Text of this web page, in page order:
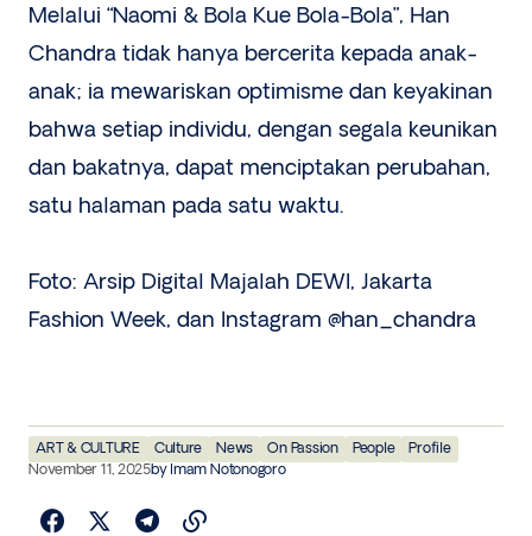
Melalui “Naomi & Bola Kue Bola-Bola”, Han
Chandra tidak hanya bercerita kepada anak-
anak; ia mewariskan optimisme dan keyakinan
bahwa setiap individu, dengan segala keunikan
dan bakatnya, dapat menciptakan perubahan,
satu halaman pada satu waktu.
Foto: Arsip Digital Majalah DEWI, Jakarta
Fashion Week, dan Instagram @han_chandra
ART & CULTURE Culture News On Passion People
Profile
November 11, 2025by Imam Notonogoro